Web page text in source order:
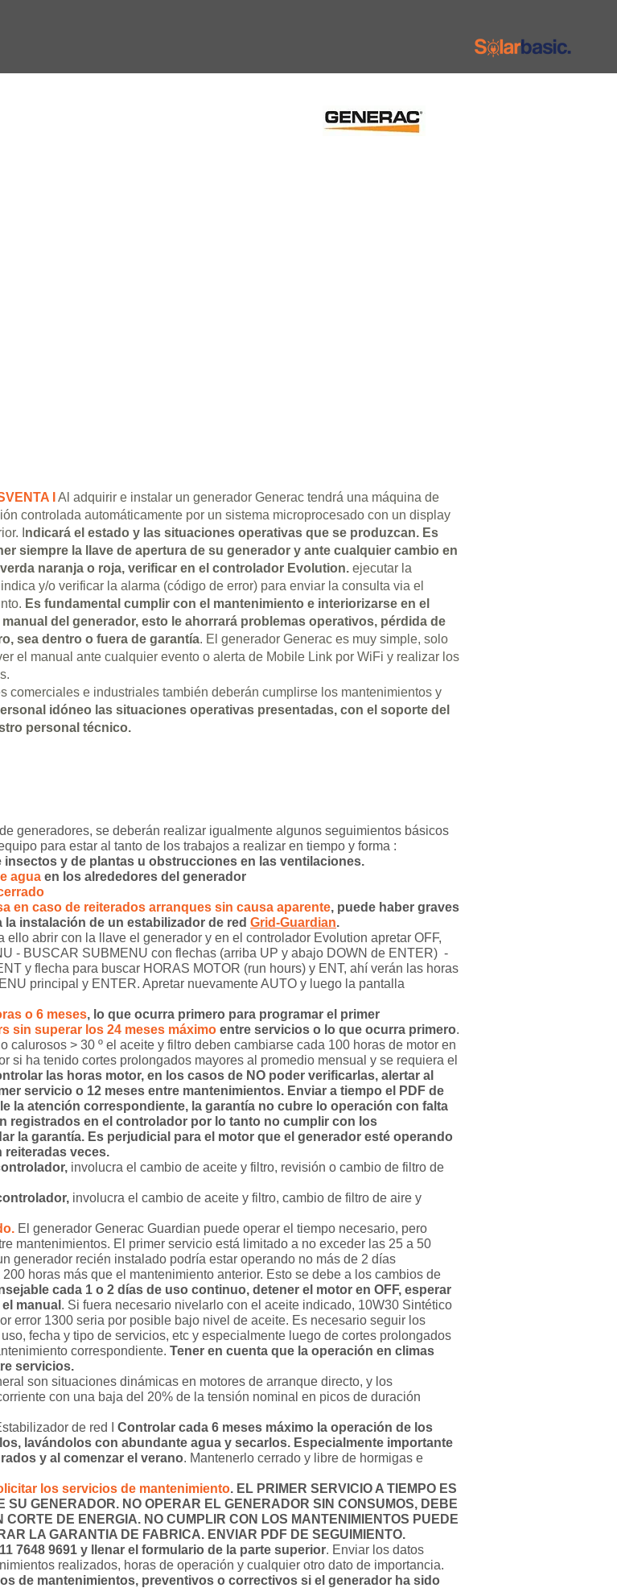
I
Al adquirir e instalar un generador Generac tendrá una máquina de
controlada automáticamente por un sistema microprocesado con un display
I ndicará el estado y las situaciones operativas que se produzcan. Es
siempre la llave de apertura de su generador y ante cualquier cambio en
naranja o roja, verificar en el controlador Evolution. ejecutar la
y/o verificar la alarma (código de error) para enviar la consulta via el
Es fundamental cumplir con el mantenimiento e interiorizarse en el
del generador, esto le ahorrará problemas operativos, pérdida de
sea dentro o fuera de garantía. El generador Generac es muy simple, solo
el manual ante cualquier evento o alerta de Mobile Link por WiFi y realizar los
comerciales e industriales también deberán cumplirse los mantenimientos y
idóneo las situaciones operativas presentadas, con el soporte del
personal técnico.
generadores, se deberán realizar igualmente algunos seguimientos básicos
para estar al tanto de los trabajos a realizar en tiempo y forma :
insectos y de plantas u obstrucciones en las ventilaciones.
agua en los alrededores del generador
en caso de reiterados arranques sin causa aparente, puede haber graves
instalación de un estabilizador de red Grid-Guardian.
ello abrir con la llave el generador y en el controlador Evolution apretar OFF,
- BUSCAR SUBMENU con flechas (arriba UP y abajo DOWN de ENTER) -
y flecha para buscar HORAS MOTOR (run hours) y ENT, ahí verán las horas
principal y ENTER. Apretar nuevamente AUTO y luego la pantalla
o 6 meses, lo que ocurra primero para programar el primer
sin superar los 24 meses máximo entre servicios o lo que ocurra primero.
calurosos > 30 º el aceite y filtro deben cambiarse cada 100 horas de motor en
si ha tenido cortes prolongados mayores al promedio mensual y se requiera el
las horas motor, en los casos de NO poder verificarlas, alertar al
servicio o 12 meses entre mantenimientos. Enviar a tiempo el PDF de
la atención correspondiente, la garantía no cubre lo operación con falta
registrados en el controlador por lo tanto no cumplir con los
la garantía. Es perjudicial para el motor que el generador esté operando
veces.
involucra el cambio de aceite y filtro, revisión o cambio de filtro de
involucra el cambio de aceite y filtro, cambio de filtro de aire y
El generador Generac Guardian puede operar el tiempo necesario, pero
mantenimientos. El primer servicio está limitado a no exceder las 25 a 50
generador recién instalado podría estar operando no más de 2 días
horas más que el mantenimiento anterior. Esto se debe a los cambios de
cada 1 o 2 días de uso continuo, detener el motor en OFF, esperar
manual . Si fuera necesario nivelarlo con el aceite indicado, 10W30 Sintético
error 1300 seria por posible bajo nivel de aceite. Es necesario seguir los
fecha y tipo de servicios, etc y especialmente luego de cortes prolongados
correspondiente. Tener en cuenta que la operación en climas
servicios.
son situaciones dinámicas en motores de arranque directo, y los
con una baja del 20% de la tensión nominal en picos de duración
de red I Controlar cada 6 meses máximo la operación de los
lavándolos con abundante agua y secarlos. Especialmente importante
y al comenzar el verano. Mantenerlo cerrado y libre de hormigas e
los servicios de mantenimiento. EL PRIMER SERVICIO A TIEMPO ES
SU GENERADOR. NO OPERAR EL GENERADOR SIN CONSUMOS, DEBE
DE ENERGIA. NO CUMPLIR CON LOS MANTENIMIENTOS PUEDE
LA GARANTIA DE FABRICA. ENVIAR PDF DE SEGUIMIENTO.
7648 9691 y llenar el formulario de la parte superior. Enviar los datos
realizados, horas de operación y cualquier otro dato de importancia.
de mantenimientos, preventivos o correctivos si el generador ha sido